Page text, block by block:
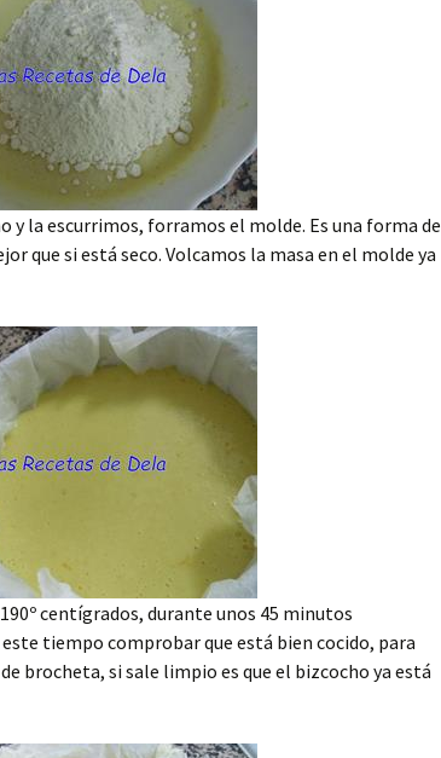
y la escurrimos, forramos el molde. Es una forma de
que si está seco. Volcamos la masa en el molde ya
centígrados, durante unos 45 minutos
tiempo comprobar que está bien cocido, para
brocheta, si sale limpio es que el bizcocho ya está